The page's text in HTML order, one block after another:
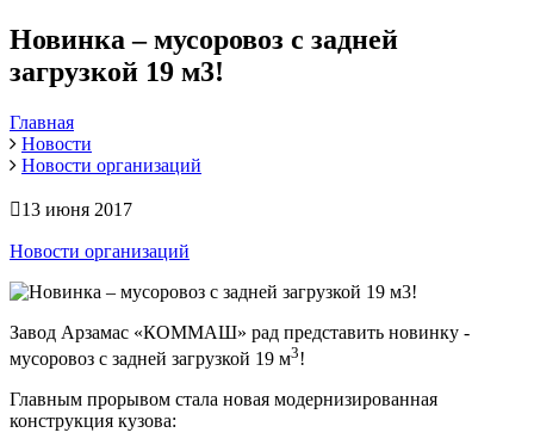
Новинка – мусоровоз с задней
загрузкой 19 м3!
Главная
Новости
Новости организаций
13 июня 2017
Новости организаций
Завод Арзамас «КОММАШ» рад представить новинку -
мусоровоз с задней загрузкой 19 м3!
Главным прорывом стала новая модернизированная
конструкция кузова: